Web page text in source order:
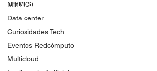
MinTIC
Data center
Curiosidades Tech
Eventos Redcómputo
Multicloud
(PYMES).